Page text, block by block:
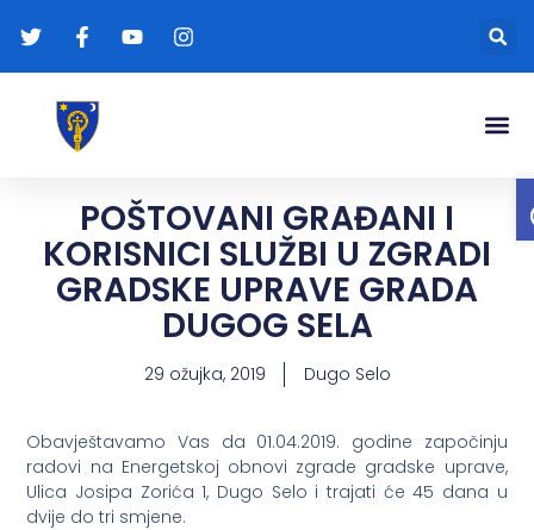
POŠTOVANI GRAĐANI I
KORISNICI SLUŽBI U ZGRADI
GRADSKE UPRAVE GRADA
DUGOG SELA
29 ožujka, 2019 Dugo Selo
Obavještavamo Vas da 01.04.2019. godine započinju
radovi na Energetskoj obnovi zgrade gradske uprave,
Ulica Josipa Zorića 1, Dugo Selo i trajati će 45 dana u
dvije do tri smjene.